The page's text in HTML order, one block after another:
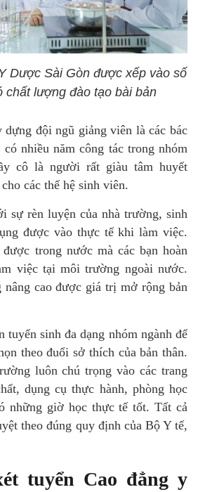
Dược Sài Gòn được xếp vào số
chất lượng đào tạo bài bản
đội ngũ giảng viên là các bác
nhiều năm công tác trong nhóm
cô là người rất giàu tâm huyết
các thế hệ sinh viên.
sự rèn luyện của nhà trường, sinh
được vào thực tế khi làm việc.
trong nước mà các bạn hoàn
việc tại môi trường ngoài nước.
nâng cao được giá trị mở rộng bản
tuyển sinh đa dạng nhóm ngành để
theo đuổi sở thích của bản thân.
luôn chú trọng vào các trang
dụng cụ thực hành, phòng học
những giờ học thực tế tốt. Tất cả
theo đúng quy định của Bộ Y tế,
tuyển Cao đẳng y